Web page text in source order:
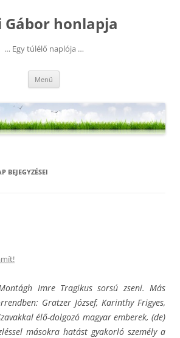
Gábor honlapja
… Egy túlélő naplója …
Menü
BEJEGYZÉSEI
Imre Tragikus sorsú zseni. Más
Gratzer József, Karinthy Frigyes,
élő-dolgozó magyar emberek, (de)
másokra hatást gyakorló személy a